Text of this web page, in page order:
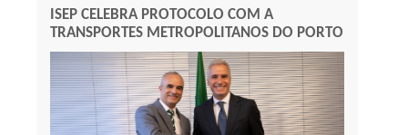
ISEP CELEBRA PROTOCOLO COM A
TRANSPORTES METROPOLITANOS DO PORTO